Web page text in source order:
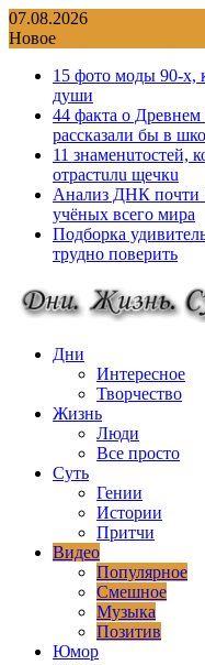
Перейти
к
07.08.2026
Новое
15 фото моды 90-х,
души
44 факта о
рассказали бы в
11 знаменuтостей,
отрастuлu щечкu
Анализ ДНК почти
учёных всего мира
Подборка
трудно поверить
Дни
Интересное
Творчество
Жизнь
Люди
Все просто
Суть
Гении
Истории
Притчи
Видео
Популярное
Смешное
Музыка
Позитив
Юмор